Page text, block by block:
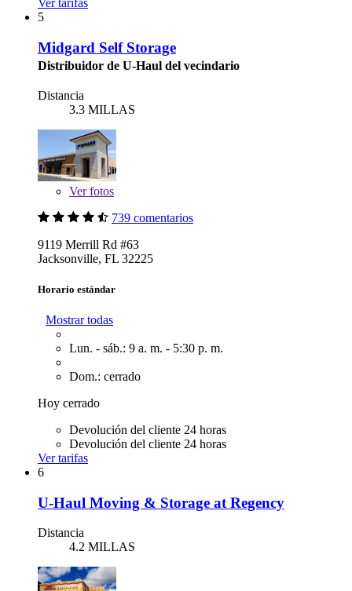
Ver tarifas
5
Midgard Self Storage
Distribuidor de U-Haul del vecindario
Distancia
3.3 MILLAS
Verfotos
739 comentarios
9119 Merrill Rd #63
Jacksonville, FL 32225
Horario estándar
Mostrar todas
Lun. - sáb.: 9 a. m. - 5:30 p. m.
Dom.: cerrado
Hoy cerrado
Devolución del cliente 24 horas
Devolución del cliente 24 horas
Ver tarifas
6
U-Haul Moving & Storage at Regency
Distancia
4.2 MILLAS